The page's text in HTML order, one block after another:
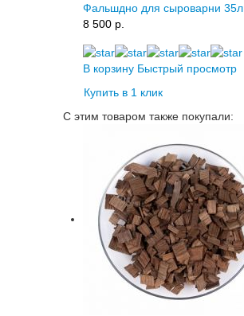
Фальшдно для сыроварни 35л
8 500 p.
В корзину Быстрый просмотр
Купить в 1 клик
С этим товаром также покупали: